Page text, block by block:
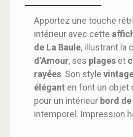
Apportez une touche
intérieur avec cette
de La Baule, illustrant la
d’Amour, ses plages et
rayées. Son style
élégant en font un objet
pour un intérieur bord
intemporel. Impression